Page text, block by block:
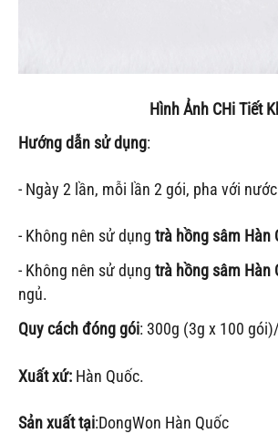
Hình Ảnh CHi Tiết
Hướng dẫn sử dụng:
- Ngày 2 lần, mỗi lần 2 gói, pha với
- Không nên sử dụng trà hồng sâm Hàn
- Không nên sử dụng trà hồng sâm Hàn
ngủ.
Quy cách đóng gói: 300g (3g x 100
Xuất xứ: Hàn Quốc.
Sản xuất tại:DongWon Hàn Quốc